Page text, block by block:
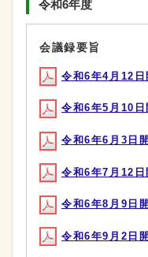
令和6年度
会議録要旨
令和6年4月12
令和6年5月10
令和6年6月3日
令和6年7月12
令和6年8月9日
令和6年9月2日